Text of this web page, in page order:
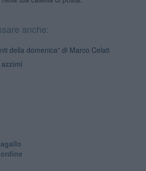
anche:
della domenica” di Marco Celati